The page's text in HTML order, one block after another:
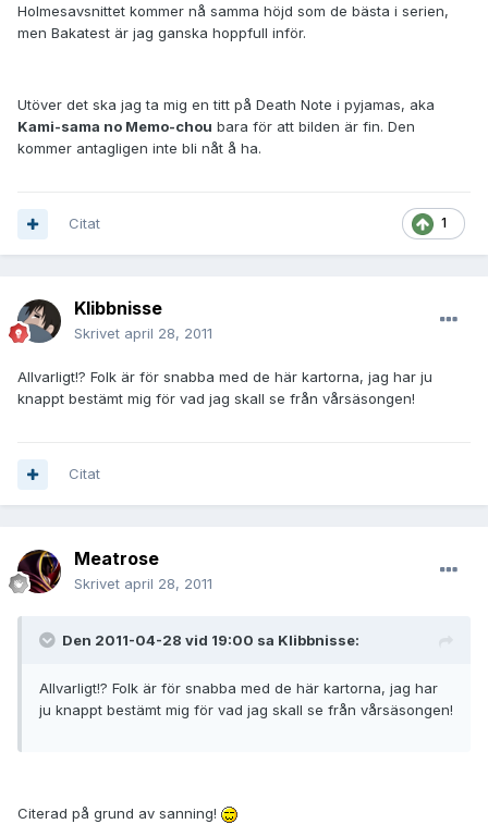
Holmesavsnittet kommer nå samma höjd som de bästa i serien,
men Bakatest är jag ganska hoppfull inför.
Utöver det ska jag ta mig en titt på Death Note i pyjamas, aka
Kami-sama no Memo-chou bara för att bilden är fin. Den
kommer antagligen inte bli nåt å ha.
1
Citat
Klibbnisse
Skrivet april 28, 2011
Allvarligt!? Folk är för snabba med de här kartorna, jag har ju
knappt bestämt mig för vad jag skall se från vårsäsongen!
Citat
Meatrose
Skrivet april 28, 2011
Den 2011-04-28 vid 19:00 sa Klibbnisse:
Allvarligt!? Folk är för snabba med de här kartorna, jag har
ju knappt bestämt mig för vad jag skall se från vårsäsongen!
Citerad på grund av sanning!